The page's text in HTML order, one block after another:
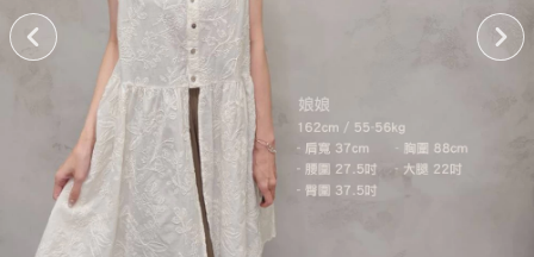
2026 S/S-01 最後現貨
施華洛世奇水晶飾品區
Past Collections
全部
現貨專區-可快速出貨